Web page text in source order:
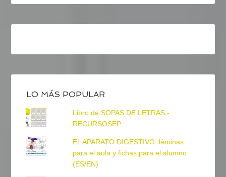
LO MÁS POPULAR
Libro de SOPAS DE LETRAS -
RECURSOSEP
EL APARATO DIGESTIVO: láminas
para el aula y fichas para el alumno
(ES/EN)